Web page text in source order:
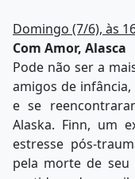
Domingo (7/6), às
Com Amor, Alasca
Pode não ser a
amigos de
e se
Alaska. Finn, um
estresse pós-
pela morte de